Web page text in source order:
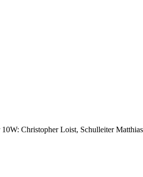
10W: Christopher Loist, Schulleiter